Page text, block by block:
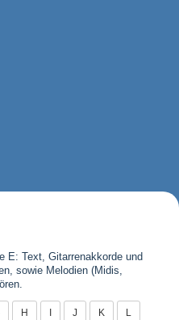
E: Text, Gitarrenakkorde und
sowie Melodien (Midis,
H I J K L